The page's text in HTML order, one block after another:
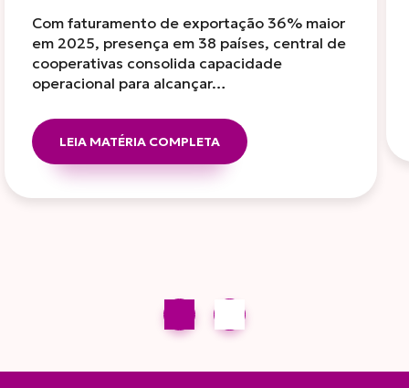
Com faturamento de exportação 36% maior
em 2025, presença em 38 países, central de
cooperativas consolida capacidade
operacional para alcançar…
LEIA MATÉRIA COMPLETA